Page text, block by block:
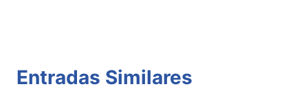
Entradas Similares